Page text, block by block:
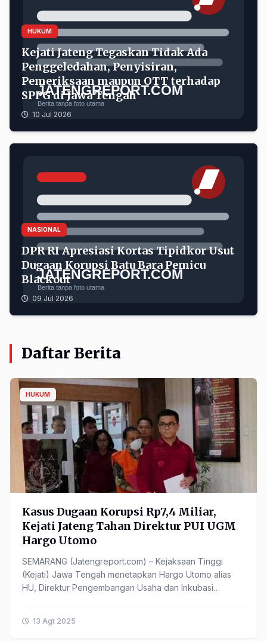
HUKUM
Kejati Jateng Tegaskan Tidak Ada
Penggeledahan, Penyisiran,
Pemeriksaan maupun OTT terhadap
SPPG di Jawa Tengah
10 Jul 2026
DPR RI Apresiasi Kortas Tipidkor Usut Dugaan Korupsi
NASIONAL
DPR RI Apresiasi Kortas Tipidkor Usut
Dugaan Korupsi Batu Bara Pemicu
Blackout
09 Jul 2026
Daftar Berita
HUKUM
Kasus Dugaan Korupsi Rp7,4 Miliar,
Kejati Jateng Tahan Direktur PUI UGM
Hargo Utomo
SEMARANG (Jatengreport.com) – Kejaksaan Tinggi
(Kejati) Jawa Tengah menetapkan Hargo Utomo alias
HU, Direktur Pengembangan Usaha dan Inkubasi
13 Agt 2025